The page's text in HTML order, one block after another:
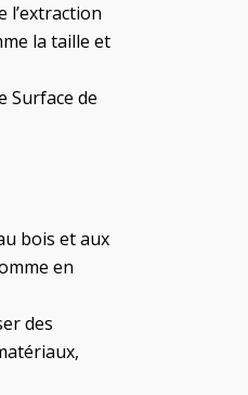
l’extraction
la taille et
Surface de
bois et aux
en
des